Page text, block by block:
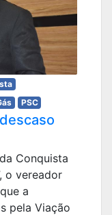
PSC
Conquista
o vereador
a
pela Viação